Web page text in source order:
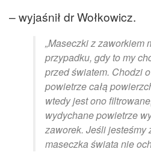
– wyjaśnił dr Wołkowicz.
„Maseczki z zaworkiem
przypadku, gdy to my
przed światem. Chodzi
powietrze całą
wtedy jest ono
wydychane powietrze
zaworek. Jeśli jesteśmy
maseczka świata nie